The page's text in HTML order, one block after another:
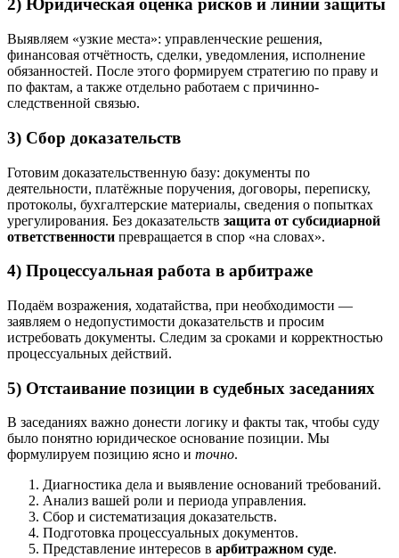
2) Юридическая оценка рисков и линии защиты
Выявляем «узкие места»: управленческие решения,
финансовая отчётность, сделки, уведомления, исполнение
обязанностей. После этого формируем стратегию по праву и
по фактам, а также отдельно работаем с причинно-
следственной связью.
3) Сбор доказательств
Готовим доказательственную базу: документы по
деятельности, платёжные поручения, договоры, переписку,
протоколы, бухгалтерские материалы, сведения о попытках
урегулирования. Без доказательств защита от субсидиарной
ответственности превращается в спор «на словах».
4) Процессуальная работа в арбитраже
Подаём возражения, ходатайства, при необходимости —
заявляем о недопустимости доказательств и просим
истребовать документы. Следим за сроками и корректностью
процессуальных действий.
5) Отстаивание позиции в судебных заседаниях
В заседаниях важно донести логику и факты так, чтобы суду
было понятно юридическое основание позиции. Мы
формулируем позицию ясно и точно.
Диагностика дела и выявление оснований требований.
Анализ вашей роли и периода управления.
Сбор и систематизация доказательств.
Подготовка процессуальных документов.
Представление интересов в арбитражном суде.